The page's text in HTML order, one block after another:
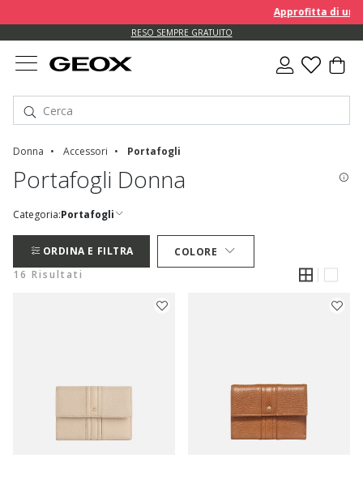
Approfitta di un
RESO SEMPRE GRATUITO
Donna Accessori Portafogli
Portafogli Donna
Categoria:Portafogli
ORDINA E FILTRA
COLORE
16 Risultati